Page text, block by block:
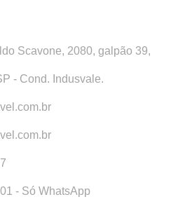
Scavone, 2080, galpão 39,
- Cond. Indusvale.
- Só WhatsApp